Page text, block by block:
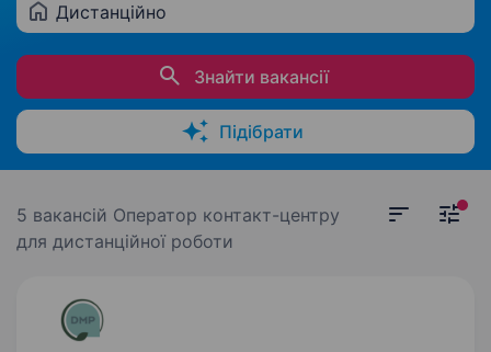
Дистанційно
Знайти вакансії
Підібрати
5 вакансій Оператор контакт-центру
для дистанційної роботи